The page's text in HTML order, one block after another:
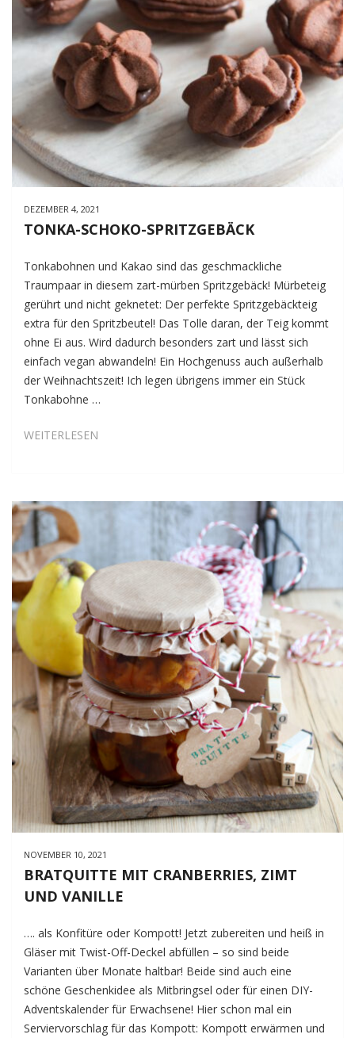
DEZEMBER 4, 2021
TONKA-SCHOKO-SPRITZGEBÄCK
Tonkabohnen und Kakao sind das geschmackliche
Traumpaar in diesem zart-mürben Spritzgebäck! Mürbeteig
gerührt und nicht geknetet: Der perfekte Spritzgebäckteig
extra für den Spritzbeutel! Das Tolle daran, der Teig kommt
ohne Ei aus. Wird dadurch besonders zart und lässt sich
einfach vegan abwandeln! Ein Hochgenuss auch außerhalb
der Weihnachtszeit! Ich legen übrigens immer ein Stück
Tonkabohne …
WEITERLESEN
NOVEMBER 10, 2021
BRATQUITTE MIT CRANBERRIES, ZIMT
UND VANILLE
…. als Konfitüre oder Kompott! Jetzt zubereiten und heiß in
Gläser mit Twist-Off-Deckel abfüllen – so sind beide
Varianten über Monate haltbar! Beide sind auch eine
schöne Geschenkidee als Mitbringsel oder für einen DIY-
Adventskalender für Erwachsene! Hier schon mal ein
Serviervorschlag für das Kompott: Kompott erwärmen und